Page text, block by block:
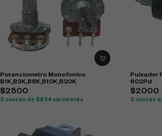
Potenciometro Monofonico
B1K,B2K,B5K,B10K,B20K
$2500
3 cuotas de $834 sin interés
Pulsador
602Pd
$2000
3 cuotas